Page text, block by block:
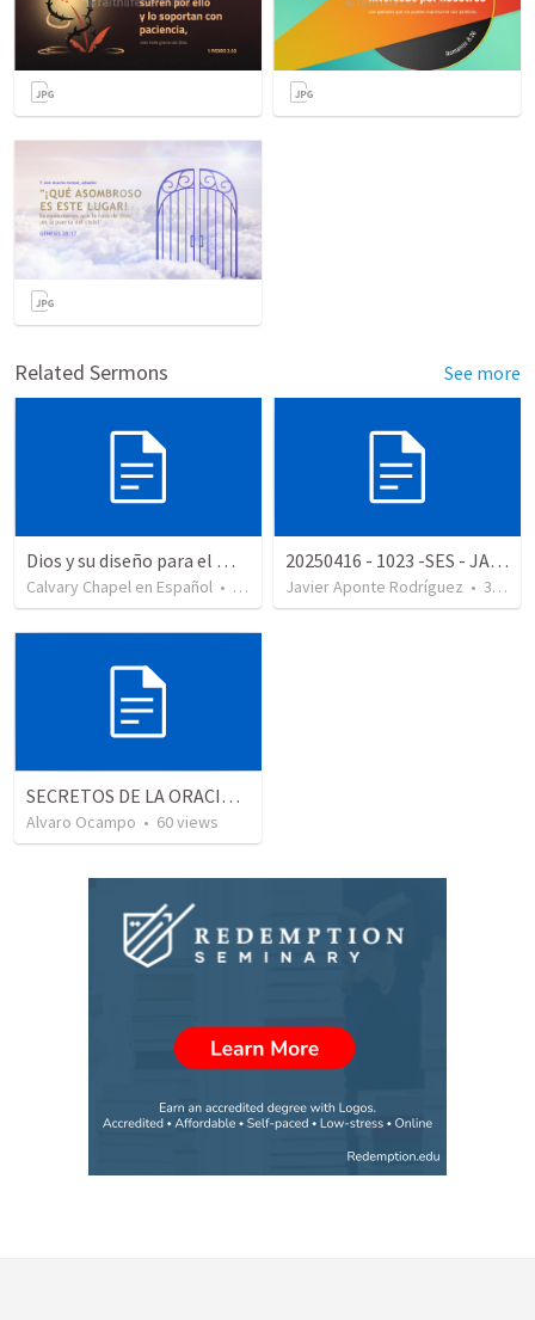
Related Sermons See more
Dios y su diseño para el matrimonio
Calvary Chapel en Español • 202 views
20250416 - 1023 -SES - JA - Hasta que tu gozo sea cumplido.
Javier Aponte Rodríguez • 38
SECRETOS DE LA ORACIÓN II
Alvaro Ocampo • 60views